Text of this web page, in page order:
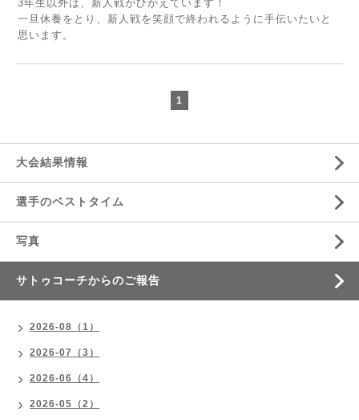
3年生以外は、新人戦がひかえています！
一旦休養をとり、新人戦を笑顔で終われるように手伝いたいと
思います。
1
大会結果情報
選手のベストタイム
写真
サトゥコーチからのご報告
2026-08（1）
2026-07（3）
2026-06（4）
2026-05（2）